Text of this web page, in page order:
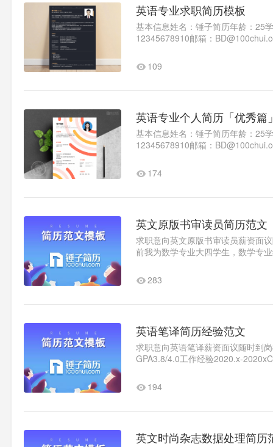
英语专业求职简历模板
基本信息姓名：锤子简历年龄：25
12345678910邮箱：
109
英语专业个人简历「优秀篇
基本信息姓名：锤子简历年龄：25
12345678910邮箱：
174
英文原版书审读员简历范文
求职意向英文原版书审读员薪资面
前我为数学专业大四学生，数学专
283
英语笔译简历经验范文
求职意向英语笔译薪资面议随时到
GPA3.8/4.0工作经验2020.x-
194
英文时尚杂志数据处理简历